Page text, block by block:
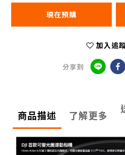
現在預購
加入追
分享到
商品描述 了解更多